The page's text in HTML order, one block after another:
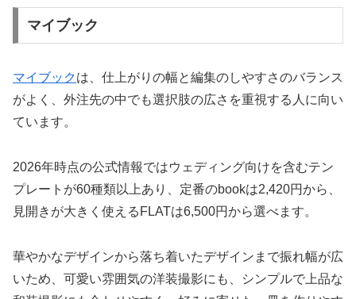
マイブック
マイブックは、仕上がりの幅と編集のしやすさのバランス
がよく、外注先の中でも選択肢の広さを重視する人に向い
ています。
2026年時点の公式情報ではウェディング向けを含むテン
プレートが60種類以上あり、定番のbookは2,420円から、
見開きが大きく使えるFLATは6,500円から選べます。
華やかなデザインから落ち着いたデザインまで振れ幅が広
いため、可愛い雰囲気の洋装撮影にも、シンプルで上品な